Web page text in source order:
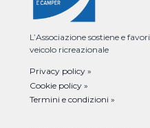
L’Associazione sostiene e
veicolo ricreazionale
Privacy policy »
Cookie policy »
Termini e condizioni »